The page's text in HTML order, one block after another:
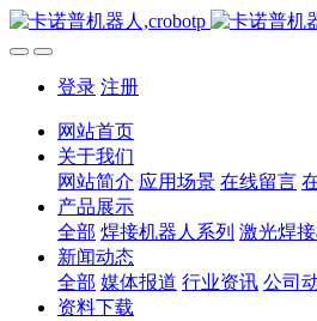
登录 注册
网站首页
关于我们
网站简介 应用场景 在线留言
产品展示
全部 焊接机器人系列 激光焊
新闻动态
全部 媒体报道 行业资讯 公司
资料下载